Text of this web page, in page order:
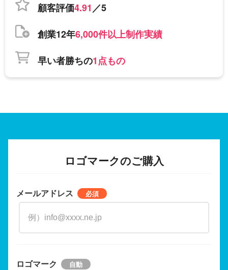
顧客評価4.91／5
創業12年6,000件以上制作実績
早い者勝ちの1点もの
ロゴマークのご購入
メールアドレス
ロゴマーク